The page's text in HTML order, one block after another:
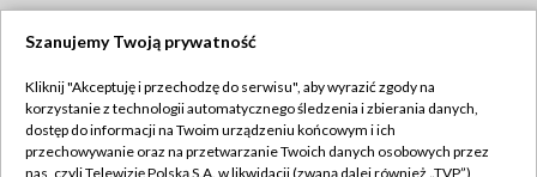
TVP
Abonament TVP
Regulamin TVP
Szanujemy Twoją prywatność
Kliknij "Akceptuję i przechodzę do serwisu", aby wyrazić zgody na
korzystanie z technologii automatycznego śledzenia i zbierania danych,
dostęp do informacji na Twoim urządzeniu końcowym i ich
przechowywanie oraz na przetwarzanie Twoich danych osobowych przez
nas, czyli Telewizję Polską S.A. w likwidacji (zwaną dalej również „TVP”),